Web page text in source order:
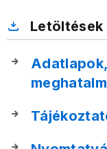
Letöltések